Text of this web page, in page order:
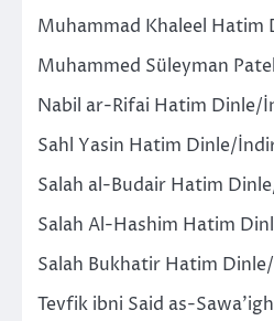
Muhammad Khaleel Hatim
Muhammed Süleyman
Nabil ar-Rifai Hatim Dinle/
Sahl Yasin Hatim Dinle/
Salah al-Budair Hatim
Salah Al-Hashim Hatim
Salah Bukhatir Hatim
Tevfik ibni Said as-